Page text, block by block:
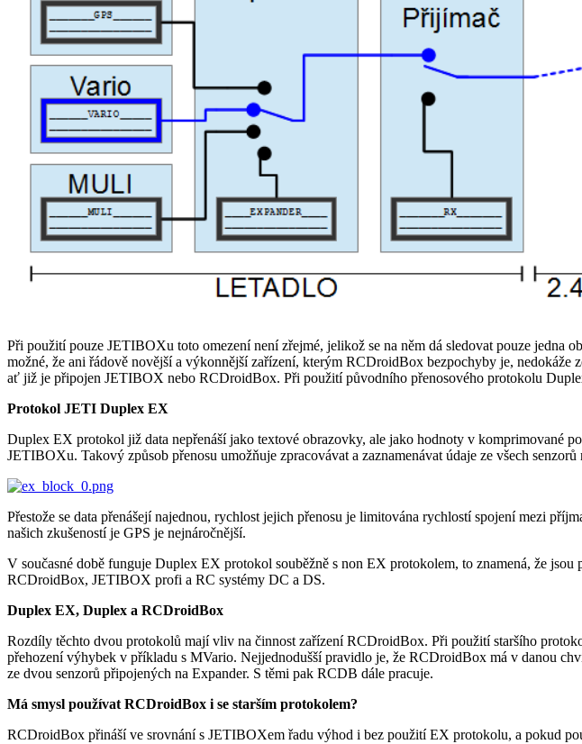
Při použití pouze JETIBOXu toto omezení není zřejmé, jelikož se na něm dá sledovat pouze jedna
možné, že ani řádově novější a výkonnější zařízení, kterým RCDroidBox bezpochyby je,
ať již je připojen JETIBOX nebo RCDroidBox. Při použití původního přenosového protokolu
Protokol JETI Duplex EX
Duplex EX protokol již data nepřenáší jako textové obrazovky, ale jako hodnoty v komprimované
JETIBOXu. Takový způsob přenosu umožňuje zpracovávat a zaznamenávat údaje ze všech senzorů
Přestože se data přenášejí najednou, rychlost jejich přenosu je limitována rychlostí spojení mezi
našich zkušeností je GPS je nejnáročnější.
V současné době funguje Duplex EX protokol souběžně s non EX protokolem, to znamená, že
RCDroidBox, JETIBOX profi a RC systémy DC a DS.
Duplex EX, Duplex a RCDroidBox
Rozdíly těchto dvou protokolů mají vliv na činnost zařízení RCDroidBox. Při použití staršího
přehození výhybek v příkladu s MVario. Nejjednodušší pravidlo je, že RCDroidBox má v danou
ze dvou senzorů připojených na Expander. S těmi pak RCDB dále pracuje.
Má smysl používat RCDroidBox i se starším protokolem?
RCDroidBox přináší ve srovnání s JETIBOXem řadu výhod i bez použití EX protokolu, a pokud